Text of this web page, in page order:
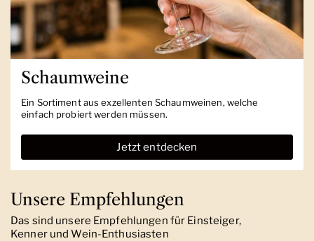
Schaumweine
Ein Sortiment aus exzellenten Schaumweinen, welche
einfach probiert werden müssen.
Jetzt entdecken
Unsere Empfehlungen
Das sind unsere Empfehlungen für Einsteiger,
Kenner und Wein-Enthusiasten